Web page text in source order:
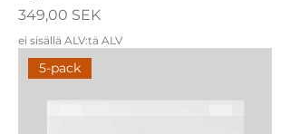
Hinta
349,00 SEK
ei sisällä ALV:tä ALV
5-pack